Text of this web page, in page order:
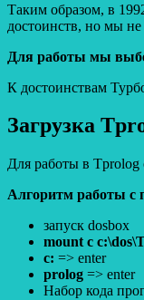
Таким образом, в
достоинств, но мы не
Для работы мы
К достоинствам
Загрузка
Для работы в Tprolog
Алгоритм работы с
запуск dosbox
mount c
c: => enter
prolog => enter
Набор кода